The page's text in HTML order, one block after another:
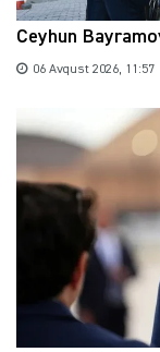
Ceyhun
06 Avqust 2026, 11:57